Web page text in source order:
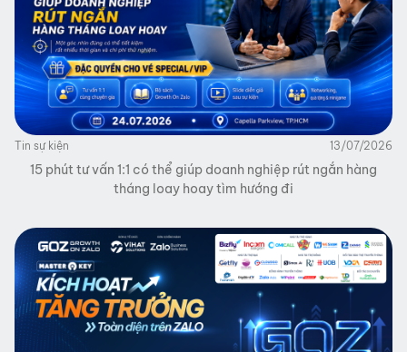
Tin sự kiện 13/07/2026
15 phút tư vấn 1:1 có thể giúp doanh nghiệp rút ngắn hàng
tháng loay hoay tìm hướng đi